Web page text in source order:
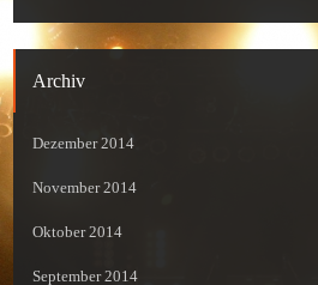
Archiv
Dezember 2014
November 2014
Oktober 2014
September 2014